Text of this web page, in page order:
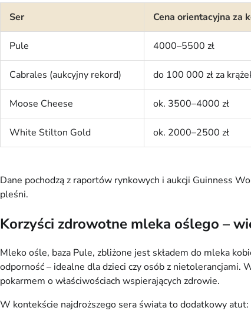
Ser Cena orientacyjna za
Pule 4000–5500 zł
Cabrales (aukcyjny rekord) do 100 000 zł za
Moose Cheese ok. 3500–4000 zł
White Stilton Gold ok. 2000–2500 zł
Dane pochodzą z raportów rynkowych i aukcji Guinness
pleśni.
Korzyści zdrowotne mleka oślego –
Mleko ośle, baza Pule, zbliżone jest składem do mleka
odporność – idealne dla dzieci czy osób z
pokarmem o właściwościach wspierających zdrowie.
W kontekście najdroższego sera świata to dodatkowy